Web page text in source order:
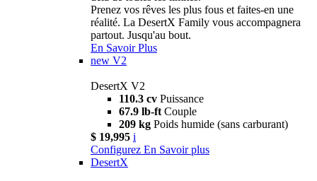
Prenez vos rêves les plus fous et faites-en une
réalité. La DesertX Family vous accompagnera
partout. Jusqu'au bout.
En Savoir Plus
new V2
DesertX V2
110.3 cv Puissance
67.9 lb-ft Couple
209 kg Poids humide (sans carburant)
$ 19,995 i
Configurez En Savoir plus
DesertX